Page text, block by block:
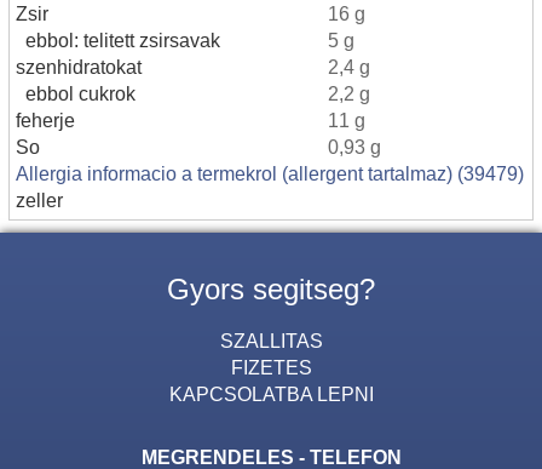
Zsir
16 g
ebbol: telitett zsirsavak
5 g
szenhidratokat
2,4 g
ebbol cukrok
2,2 g
feherje
11 g
So
0,93 g
Allergia informacio a termekrol (allergent tartalmaz) (39479)
zeller
Gyors segitseg?
SZALLITAS
FIZETES
KAPCSOLATBA LEPNI
MEGRENDELES - TELEFON